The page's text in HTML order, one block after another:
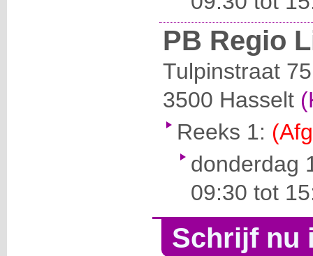
PB Regio
Tulpinstraat 75
3500 Hasselt
Reeks 1:
donderdag
09:30 tot
Schrijf nu